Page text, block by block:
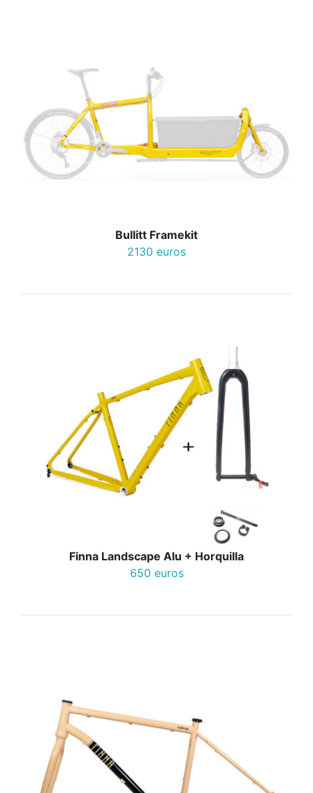
Bullitt Framekit
2130 euros
Finna Landscape Alu + Horquilla
650 euros